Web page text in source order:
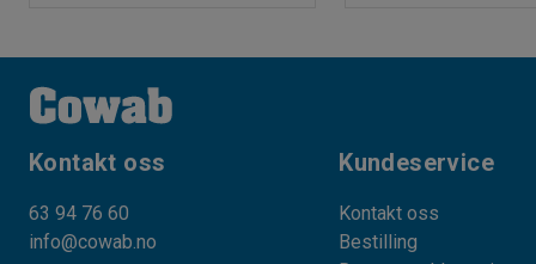
Kontakt oss
63 94 76 60
info@cowab.no
Kundeservice
Kontakt oss
Bestilling